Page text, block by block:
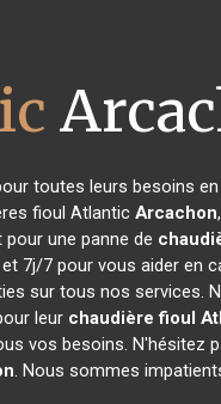
toutes leurs besoins
fioul Atlantic Arcachon
une panne de
7j/7 pour vous aider en
sur tous nos services.
leur chaudière fioul
vos besoins. N'hésitez
. Nous sommes